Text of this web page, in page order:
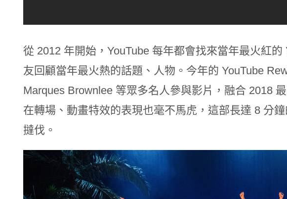
從 2012 年開始，YouTube 每年都會找來當年最火紅
友回顧當年最火熱的話題、人物。今年的 YouTube
Marques Brownlee 等眾多名人參與影片，融合 2018
在轉場、動畫特效的表現也毫不馬虎，這部長達 8 分
撻伐。